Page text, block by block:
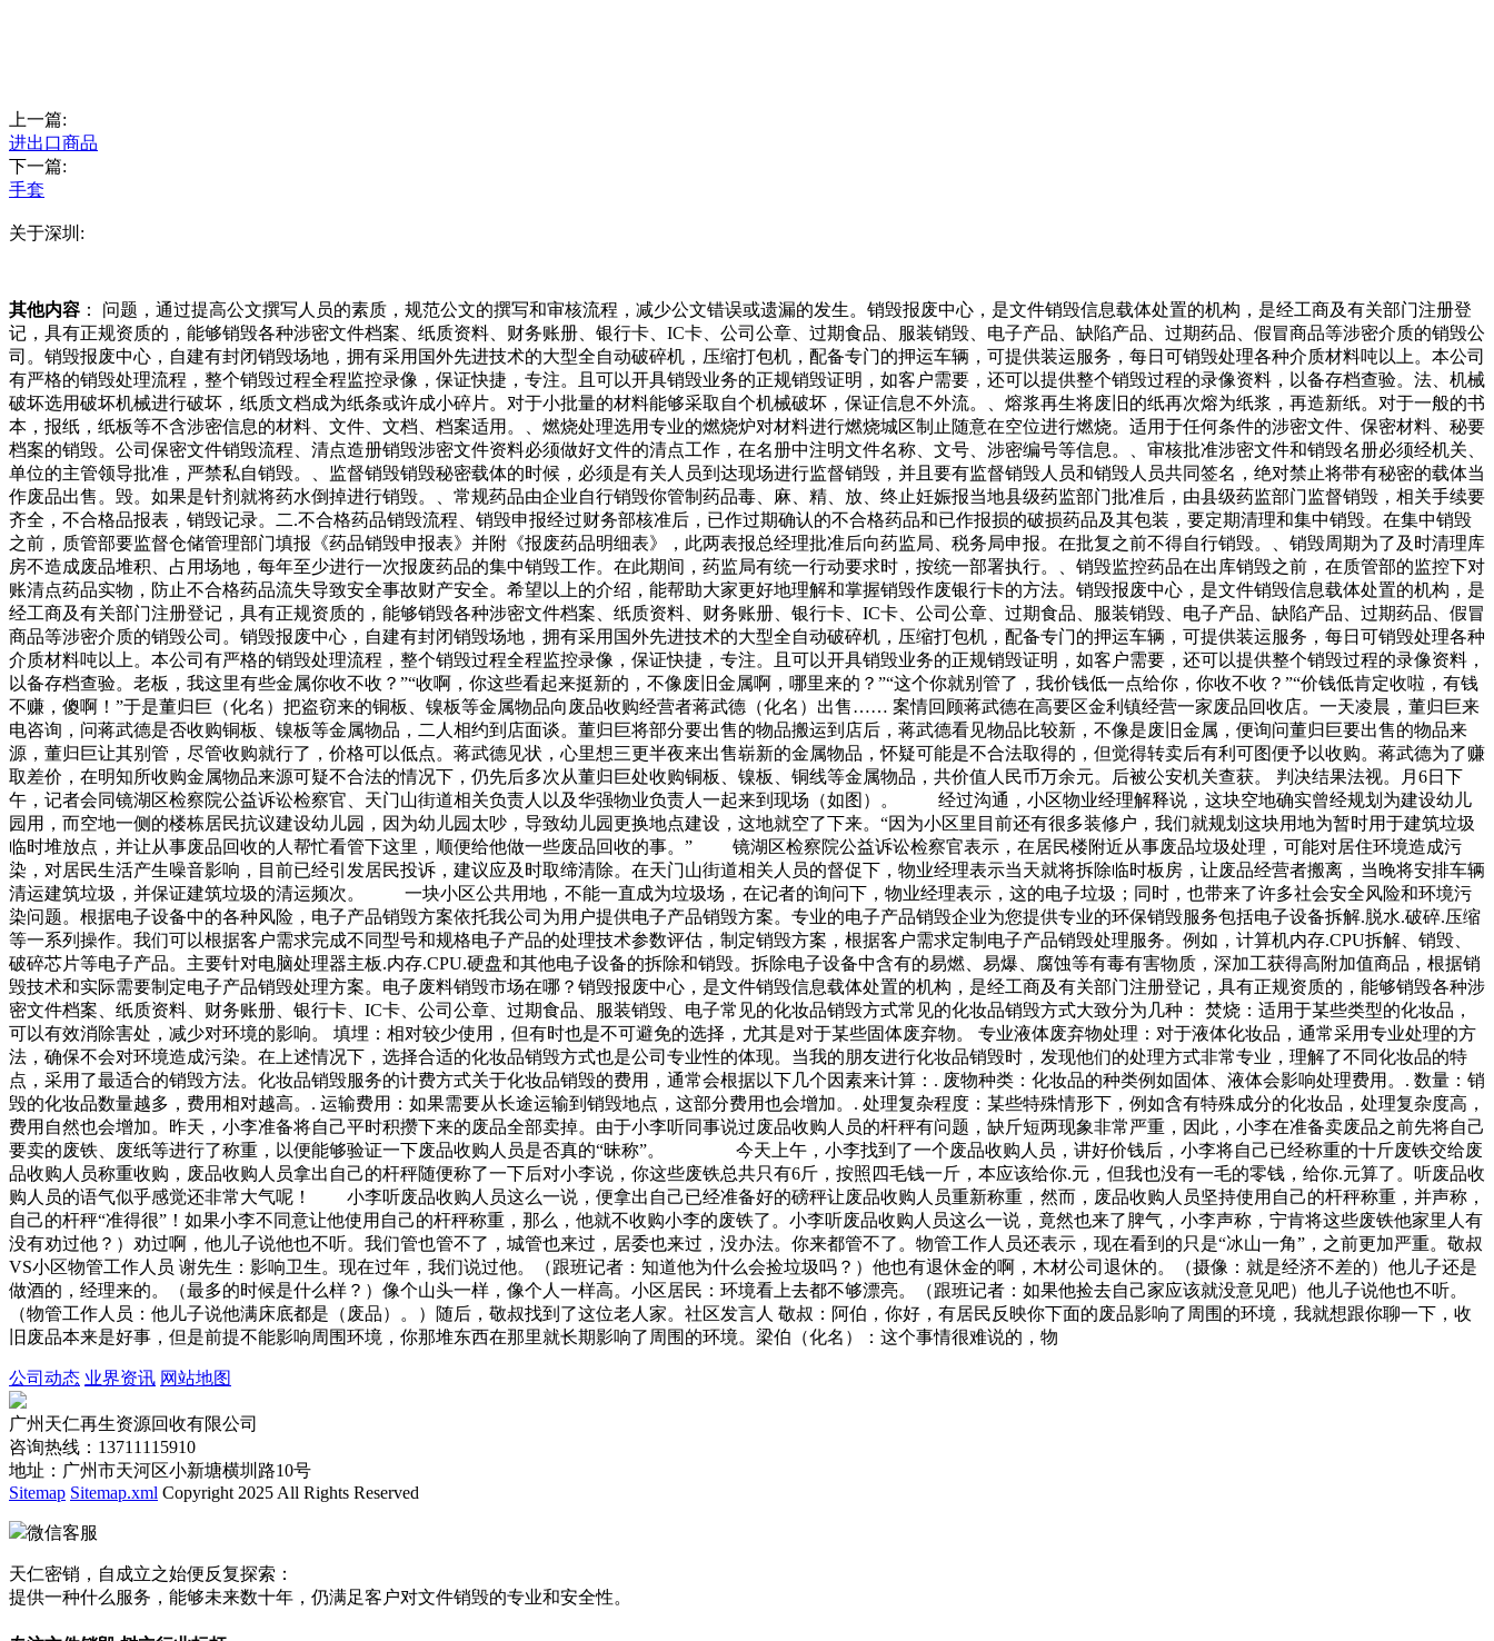
上一篇:
进出口商品
下一篇:
手套
关于深圳:
其他内容 ： 问题，通过提高公文撰写人员的素质，规范公文的撰写和审核流程，减少公文错误或遗漏的发生。销毁报废中心，是文件销毁信息载体处置的机构，是经工商及有关部门注册登
记，具有正规资质的，能够销毁各种涉密文件档案、纸质资料、财务账册、银行卡、IC卡、公司公章、过期食品、服装销毁、电子产品、缺陷产品、过期药品、假冒商品等涉密介质的销毁公
司。销毁报废中心，自建有封闭销毁场地，拥有采用国外先进技术的大型全自动破碎机，压缩打包机，配备专门的押运车辆，可提供装运服务，每日可销毁处理各种介质材料吨以上。本公司
有严格的销毁处理流程，整个销毁过程全程监控录像，保证快捷，专注。且可以开具销毁业务的正规销毁证明，如客户需要，还可以提供整个销毁过程的录像资料，以备存档查验。法、机械
破坏选用破坏机械进行破坏，纸质文档成为纸条或许成小碎片。对于小批量的材料能够采取自个机械破坏，保证信息不外流。、熔浆再生将废旧的纸再次熔为纸浆，再造新纸。对于一般的书
本，报纸，纸板等不含涉密信息的材料、文件、文档、档案适用。、燃烧处理选用专业的燃烧炉对材料进行燃烧城区制止随意在空位进行燃烧。适用于任何条件的涉密文件、保密材料、秘要
档案的销毁。公司保密文件销毁流程、清点造册销毁涉密文件资料必须做好文件的清点工作，在名册中注明文件名称、文号、涉密编号等信息。、审核批准涉密文件和销毁名册必须经机关、
单位的主管领导批准，严禁私自销毁。、监督销毁销毁秘密载体的时候，必须是有关人员到达现场进行监督销毁，并且要有监督销毁人员和销毁人员共同签名，绝对禁止将带有秘密的载体当
作废品出售。毁。如果是针剂就将药水倒掉进行销毁。、常规药品由企业自行销毁你管制药品毒、麻、精、放、终止妊娠报当地县级药监部门批准后，由县级药监部门监督销毁，相关手续要
齐全，不合格品报表，销毁记录。二.不合格药品销毁流程、销毁申报经过财务部核准后，已作过期确认的不合格药品和已作报损的破损药品及其包装，要定期清理和集中销毁。在集中销毁
之前，质管部要监督仓储管理部门填报《药品销毁申报表》并附《报废药品明细表》，此两表报总经理批准后向药监局、税务局申报。在批复之前不得自行销毁。、销毁周期为了及时清理库
房不造成废品堆积、占用场地，每年至少进行一次报废药品的集中销毁工作。在此期间，药监局有统一行动要求时，按统一部署执行。、销毁监控药品在出库销毁之前，在质管部的监控下对
账清点药品实物，防止不合格药品流失导致安全事故财产安全。希望以上的介绍，能帮助大家更好地理解和掌握销毁作废银行卡的方法。销毁报废中心，是文件销毁信息载体处置的机构，是
经工商及有关部门注册登记，具有正规资质的，能够销毁各种涉密文件档案、纸质资料、财务账册、银行卡、IC卡、公司公章、过期食品、服装销毁、电子产品、缺陷产品、过期药品、假冒
商品等涉密介质的销毁公司。销毁报废中心，自建有封闭销毁场地，拥有采用国外先进技术的大型全自动破碎机，压缩打包机，配备专门的押运车辆，可提供装运服务，每日可销毁处理各种
介质材料吨以上。本公司有严格的销毁处理流程，整个销毁过程全程监控录像，保证快捷，专注。且可以开具销毁业务的正规销毁证明，如客户需要，还可以提供整个销毁过程的录像资料，
以备存档查验。老板，我这里有些金属你收不收？”“收啊，你这些看起来挺新的，不像废旧金属啊，哪里来的？”“这个你就别管了，我价钱低一点给你，你收不收？”“价钱低肯定收啦，有钱
不赚，傻啊！”于是董归巨（化名）把盗窃来的铜板、镍板等金属物品向废品收购经营者蒋武德（化名）出售…… 案情回顾蒋武德在高要区金利镇经营一家废品回收店。一天凌晨，董归巨来
电咨询，问蒋武德是否收购铜板、镍板等金属物品，二人相约到店面谈。董归巨将部分要出售的物品搬运到店后，蒋武德看见物品比较新，不像是废旧金属，便询问董归巨要出售的物品来
源，董归巨让其别管，尽管收购就行了，价格可以低点。蒋武德见状，心里想三更半夜来出售崭新的金属物品，怀疑可能是不合法取得的，但觉得转卖后有利可图便予以收购。蒋武德为了赚
取差价，在明知所收购金属物品来源可疑不合法的情况下，仍先后多次从董归巨处收购铜板、镍板、铜线等金属物品，共价值人民币万余元。后被公安机关查获。 判决结果法视。月6日下
午，记者会同镜湖区检察院公益诉讼检察官、天门山街道相关负责人以及华强物业负责人一起来到现场（如图）。 经过沟通，小区物业经理解释说，这块空地确实曾经规划为建设幼儿
园用，而空地一侧的楼栋居民抗议建设幼儿园，因为幼儿园太吵，导致幼儿园更换地点建设，这地就空了下来。“因为小区里目前还有很多装修户，我们就规划这块用地为暂时用于建筑垃圾
临时堆放点，并让从事废品回收的人帮忙看管下这里，顺便给他做一些废品回收的事。” 镜湖区检察院公益诉讼检察官表示，在居民楼附近从事废品垃圾处理，可能对居住环境造成污
染，对居民生活产生噪音影响，目前已经引发居民投诉，建议应及时取缔清除。在天门山街道相关人员的督促下，物业经理表示当天就将拆除临时板房，让废品经营者搬离，当晚将安排车辆
清运建筑垃圾，并保证建筑垃圾的清运频次。 一块小区公共用地，不能一直成为垃圾场，在记者的询问下，物业经理表示，这的电子垃圾；同时，也带来了许多社会安全风险和环境污
染问题。根据电子设备中的各种风险，电子产品销毁方案依托我公司为用户提供电子产品销毁方案。专业的电子产品销毁企业为您提供专业的环保销毁服务包括电子设备拆解.脱水.破碎.压缩
等一系列操作。我们可以根据客户需求完成不同型号和规格电子产品的处理技术参数评估，制定销毁方案，根据客户需求定制电子产品销毁处理服务。例如，计算机内存.CPU拆解、销毁、
破碎芯片等电子产品。主要针对电脑处理器主板.内存.CPU.硬盘和其他电子设备的拆除和销毁。拆除电子设备中含有的易燃、易爆、腐蚀等有毒有害物质，深加工获得高附加值商品，根据销
毁技术和实际需要制定电子产品销毁处理方案。电子废料销毁市场在哪？销毁报废中心，是文件销毁信息载体处置的机构，是经工商及有关部门注册登记，具有正规资质的，能够销毁各种涉
密文件档案、纸质资料、财务账册、银行卡、IC卡、公司公章、过期食品、服装销毁、电子常见的化妆品销毁方式常见的化妆品销毁方式大致分为几种： 焚烧：适用于某些类型的化妆品，
可以有效消除害处，减少对环境的影响。 填埋：相对较少使用，但有时也是不可避免的选择，尤其是对于某些固体废弃物。 专业液体废弃物处理：对于液体化妆品，通常采用专业处理的方
法，确保不会对环境造成污染。在上述情况下，选择合适的化妆品销毁方式也是公司专业性的体现。当我的朋友进行化妆品销毁时，发现他们的处理方式非常专业，理解了不同化妆品的特
点，采用了最适合的销毁方法。化妆品销毁服务的计费方式关于化妆品销毁的费用，通常会根据以下几个因素来计算：. 废物种类：化妆品的种类例如固体、液体会影响处理费用。. 数量：销
毁的化妆品数量越多，费用相对越高。. 运输费用：如果需要从长途运输到销毁地点，这部分费用也会增加。. 处理复杂程度：某些特殊情形下，例如含有特殊成分的化妆品，处理复杂度高，
费用自然也会增加。昨天，小李准备将自己平时积攒下来的废品全部卖掉。由于小李听同事说过废品收购人员的杆秤有问题，缺斤短两现象非常严重，因此，小李在准备卖废品之前先将自己
要卖的废铁、废纸等进行了称重，以便能够验证一下废品收购人员是否真的“昧称”。 今天上午，小李找到了一个废品收购人员，讲好价钱后，小李将自己已经称重的十斤废铁交给废
品收购人员称重收购，废品收购人员拿出自己的杆秤随便称了一下后对小李说，你这些废铁总共只有6斤，按照四毛钱一斤，本应该给你.元，但我也没有一毛的零钱，给你.元算了。听废品收
购人员的语气似乎感觉还非常大气呢！ 小李听废品收购人员这么一说，便拿出自己已经准备好的磅秤让废品收购人员重新称重，然而，废品收购人员坚持使用自己的杆秤称重，并声称，
自己的杆秤“准得很”！如果小李不同意让他使用自己的杆秤称重，那么，他就不收购小李的废铁了。小李听废品收购人员这么一说，竟然也来了脾气，小李声称，宁肯将这些废铁他家里人有
没有劝过他？）劝过啊，他儿子说他也不听。我们管也管不了，城管也来过，居委也来过，没办法。你来都管不了。物管工作人员还表示，现在看到的只是“冰山一角”，之前更加严重。敬叔
VS小区物管工作人员 谢先生：影响卫生。现在过年，我们说过他。（跟班记者：知道他为什么会捡垃圾吗？）他也有退休金的啊，木材公司退休的。（摄像：就是经济不差的）他儿子还是
做酒的，经理来的。（最多的时候是什么样？）像个山头一样，像个人一样高。小区居民：环境看上去都不够漂亮。（跟班记者：如果他捡去自己家应该就没意见吧）他儿子说他也不听。
（物管工作人员：他儿子说他满床底都是（废品）。）随后，敬叔找到了这位老人家。社区发言人 敬叔：阿伯，你好，有居民反映你下面的废品影响了周围的环境，我就想跟你聊一下，收
旧废品本来是好事，但是前提不能影响周围环境，你那堆东西在那里就长期影响了周围的环境。梁伯（化名）：这个事情很难说的，物
公司动态 业界资讯 网站地图
广州天仁再生资源回收有限公司
咨询热线：13711115910
地址：广州市天河区小新塘横圳路10号
Sitemap Sitemap.xml Copyright 2025 All Rights Reserved
微信客服
天仁密销，自成立之始便反复探索：
提供一种什么服务，能够未来数十年，仍满足客户对文件销毁的专业和安全性。